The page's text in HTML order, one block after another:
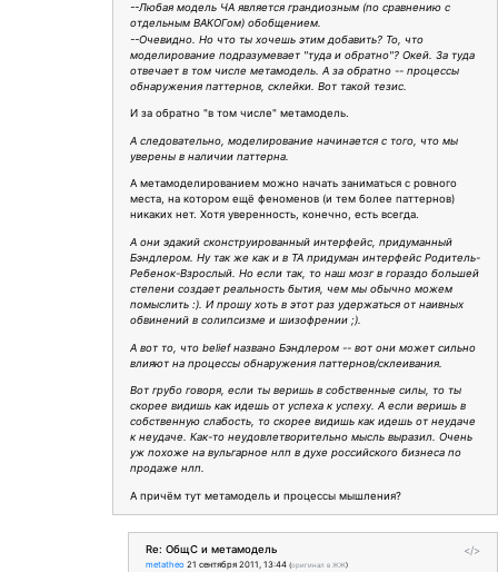
--Любая модель ЧА является грандиозным (по сравнению с
отдельным ВАКОГом) обобщением.
--Очевидно. Но что ты хочешь этим добавить? То, что
моделирование подразумевает "туда и обратно"? Окей. За туда
отвечает в том числе метамодель. А за обратно -- процессы
обнаружения паттернов, склейки. Вот такой тезис.
И за обратно "в том числе" метамодель.
А следовательно, моделирование начинается с того, что мы
уверены в наличии паттерна.
А метамоделированием можно начать заниматься с ровного
места, на котором ещё феноменов (и тем более паттернов)
никаких нет. Хотя уверенность, конечно, есть всегда.
А они эдакий сконструированный интерфейс, придуманный
Бэндлером. Ну так же как и в ТА придуман интерфейс Родитель-
Ребенок-Взрослый. Но если так, то наш мозг в гораздо большей
степени создает реальность бытия, чем мы обычно можем
помыслить :). И прошу хоть в этот раз удержаться от наивных
обвинений в солипсизме и шизофрении ;).
А вот то, что belief названо Бэндлером -- вот они может сильно
влияют на процессы обнаружения паттернов/склеивания.
Вот грубо говоря, если ты веришь в собственные силы, то ты
скорее видишь как идешь от успеха к успеху. А если веришь в
собственную слабость, то скорее видишь как идешь от неудаче
к неудаче. Как-то неудовлетворительно мысль выразил. Очень
уж похоже на вульгарное нлп в духе российского бизнеса по
продаже нлп.
А причём тут метамодель и процессы мышления?
</>
Re: ОбщС и метамодель
metatheo 21 сентября 2011, 13:44 (оригинал в ЖЖ)